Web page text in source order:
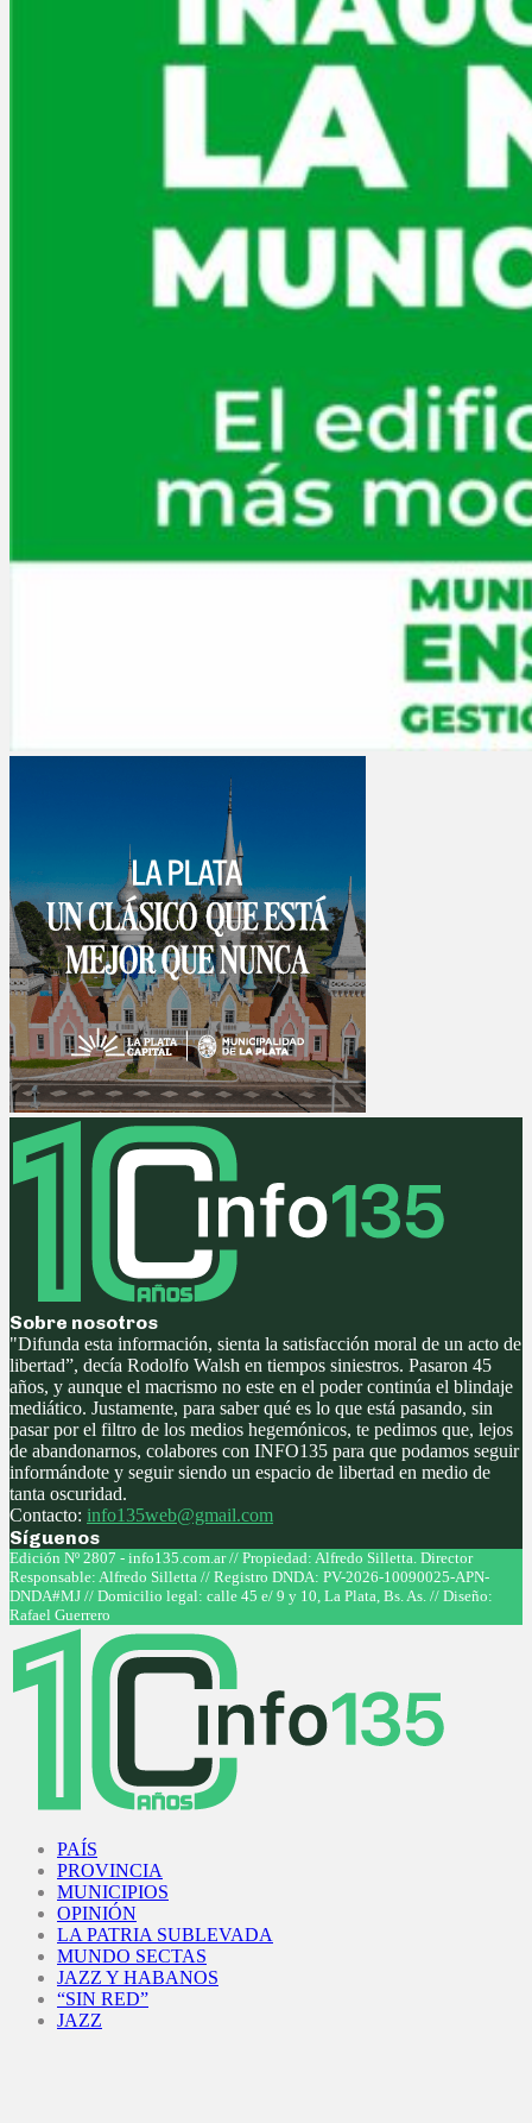
Sobre nosotros
"Difunda esta información, sienta la satisfacción moral de un acto de
libertad”, decía Rodolfo Walsh en tiempos siniestros. Pasaron 45
años, y aunque el macrismo no este en el poder continúa el blindaje
mediático. Justamente, para saber qué es lo que está pasando, sin
pasar por el filtro de los medios hegemónicos, te pedimos que, lejos
de abandonarnos, colabores con INFO135 para que podamos seguir
informándote y seguir siendo un espacio de libertad en medio de
tanta oscuridad.
Contacto: info135web@gmail.com
Síguenos
Facebook
Twitter
Instagram
Youtube
Edición Nº 2807 - info135.com.ar // Propiedad: Alfredo Silletta. Director
Responsable: Alfredo Silletta // Registro DNDA: PV-2026-10090025-APN-
DNDA#MJ // Domicilio legal: calle 45 e/ 9 y 10, La Plata, Bs. As. // Diseño:
Rafael Guerrero
PAÍS
PROVINCIA
MUNICIPIOS
OPINIÓN
LA PATRIA SUBLEVADA
MUNDO SECTAS
JAZZ Y HABANOS
“SIN RED”
JAZZ